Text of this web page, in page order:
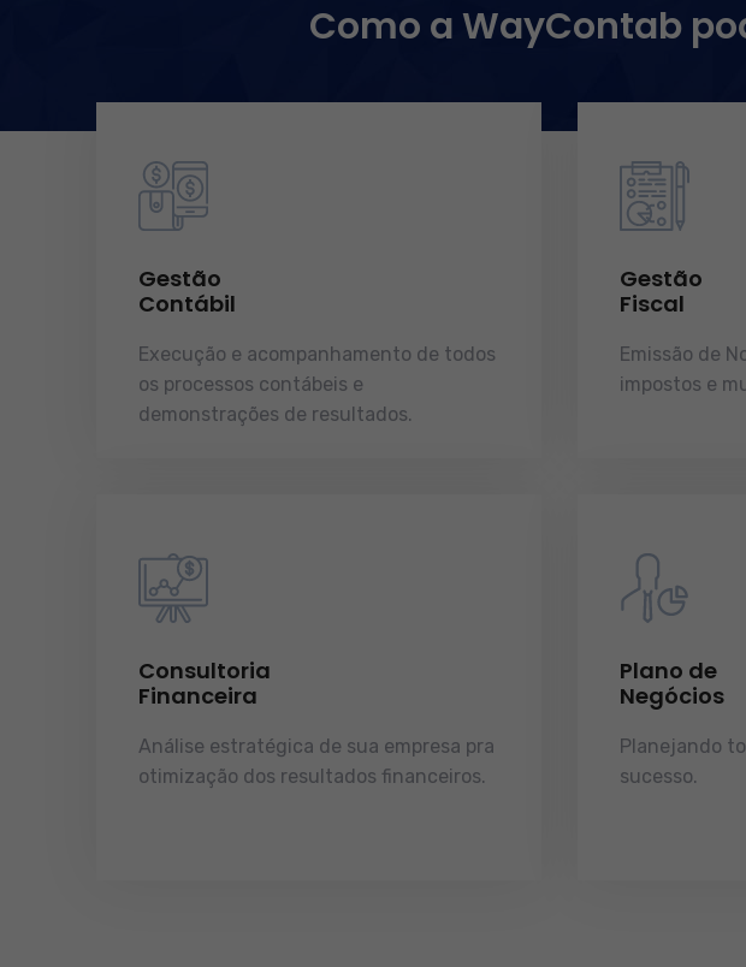
Como a WayContab
Gestão
Contábil
Execução e acompanhamento de todos
os processos contábeis e
demonstrações de resultados.
Gestão
Fiscal
Emissão de
impostos e
Consultoria
Financeira
Análise estratégica de sua empresa pra
otimização dos resultados financeiros.
Plano de
Negócios
Planejando
sucesso.